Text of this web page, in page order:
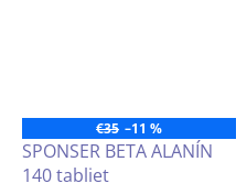
€35 –11 %
SPONSER BETA ALANÍN
140 tabliet